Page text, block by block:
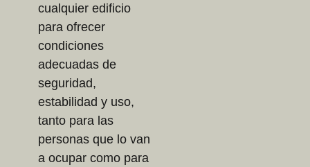
cualquier edificio
para ofrecer
condiciones
adecuadas de
seguridad,
estabilidad y uso,
tanto para las
personas que lo van
a ocupar como para